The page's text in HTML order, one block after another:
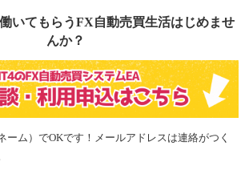
いてもらうFX自動売買生活はじめませ
んか？
ーム）でOKです！メールアドレスは連絡がつく